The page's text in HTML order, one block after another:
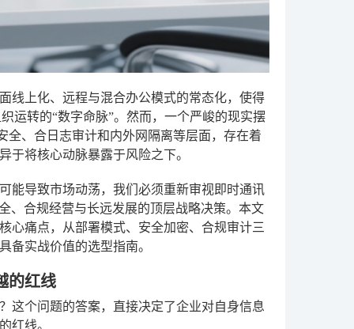
线上化、远程与混合办公模式的常态化，使得
运转的“数字命脉”。然而，一个严峻的现实摆
全、合日志审计和内外网隔离等层面，存在着
于将核心动脉暴露于风险之下。
能导致市场动荡，我们必须重新审视即时通讯
、合规经营与长远发展的顶层战略决策。本文
心痛点，从部署模式、安全加密、合规审计三
备实战价值的选型指南。
的红线
这个问题的答案，直接决定了企业对自身信息
红线。